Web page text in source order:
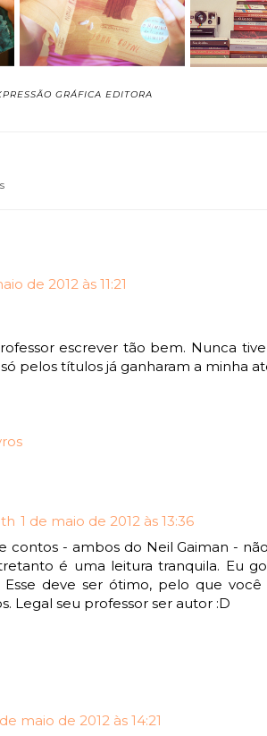
GRÁFICA EDITORA
de 2012 às 11:21
escrever tão bem. Nunca
pelos títulos já ganharam a minha
1 de maio de 2012 às 13:36
contos - ambos do Neil Gaiman -
é uma leitura tranquila. Eu
Esse deve ser ótimo, pelo que
Legal seu professor ser autor :D
maio de 2012 às 14:21